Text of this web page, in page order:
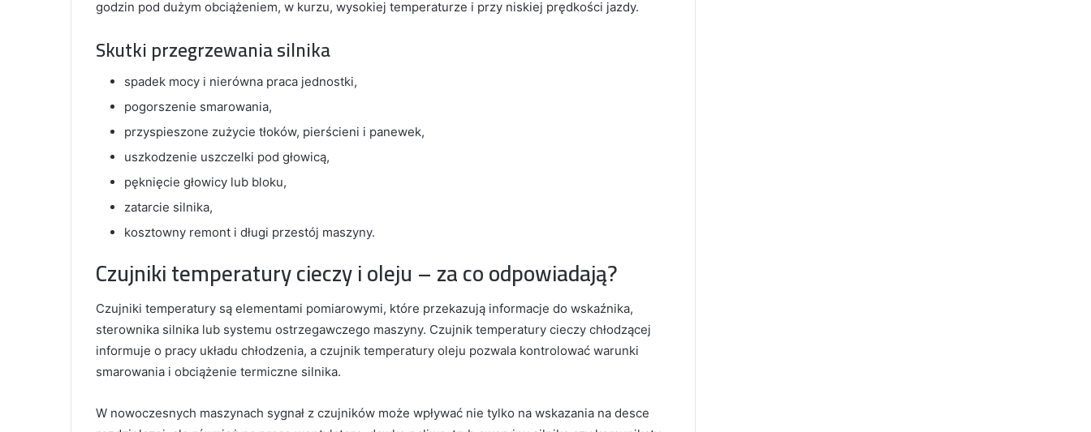
godzin pod dużym obciążeniem, w kurzu, wysokiej temperaturze i przy niskiej prędkości jazdy.
Skutki przegrzewania silnika
spadek mocy i nierówna praca jednostki,
pogorszenie smarowania,
przyspieszone zużycie tłoków, pierścieni i panewek,
uszkodzenie uszczelki pod głowicą,
pęknięcie głowicy lub bloku,
zatarcie silnika,
kosztowny remont i długi przestój maszyny.
Czujniki temperatury cieczy i oleju – za co odpowiadają?
Czujniki temperatury są elementami pomiarowymi, które przekazują informacje do wskaźnika,
sterownika silnika lub systemu ostrzegawczego maszyny. Czujnik temperatury cieczy chłodzącej
informuje o pracy układu chłodzenia, a czujnik temperatury oleju pozwala kontrolować warunki
smarowania i obciążenie termiczne silnika.
W nowoczesnych maszynach sygnał z czujników może wpływać nie tylko na wskazania na desce